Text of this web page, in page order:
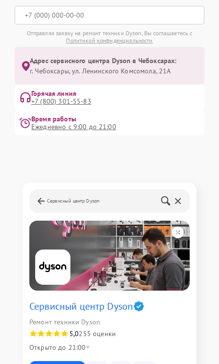
Отправляя заявку на ремонт техники Dyson, Вы соглашаетесь с
Политикой конфиденциальности
Адрес сервисного центра Dyson в Чебоксарах:
г. Чебоксары, ул. Ленинского Комсомола, 21А
Горячая линия
+7 (800) 301-55-83
Время работы
Ежедневно с 9:00 до 21:00
Сервисный центр Dyson
Сервисный центр Dyson
Ремонт техники Dyson
5,0255 оценки
Открыто до 21:00